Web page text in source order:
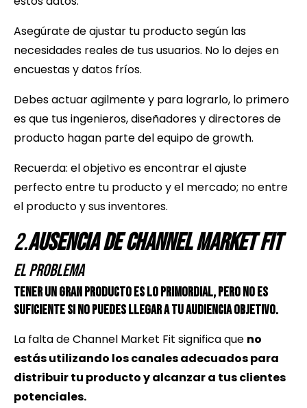
Asegúrate de ajustar tu producto según las
necesidades reales de tus usuarios. No lo dejes en
encuestas y datos fríos.
Debes actuar agilmente y para lograrlo, lo primero
es que tus ingenieros, diseñadores y directores de
producto hagan parte del equipo de growth.
Recuerda: el objetivo es encontrar el ajuste
perfecto entre tu producto y el mercado; no entre
el producto y sus inventores.
2.Ausencia de Channel Market Fit
El Problema
Tener un gran producto es lo primordial, pero no es
suficiente si no puedes llegar a tu audiencia objetivo.
La falta de Channel Market Fit significa que no
estás utilizando los canales adecuados para
distribuir tu producto y alcanzar a tus clientes
potenciales.